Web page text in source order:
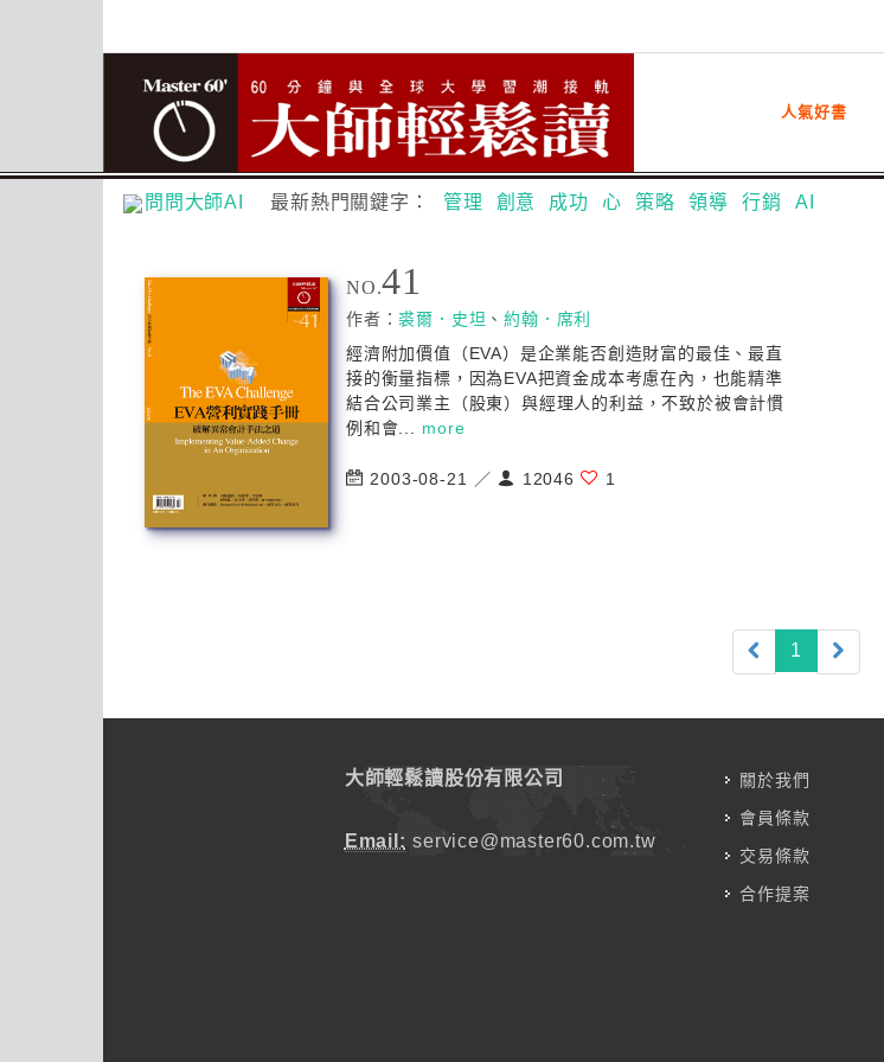
人氣好書
問問大師AI 最新熱門關鍵字： 管理 創意 成功 心 策略 領導 行銷 AI
NO.41
作者：裘爾．史坦 、約翰．席利
經濟附加價值（EVA）是企業能否創造財富的最佳、最直
接的衡量指標，因為EVA把資金成本考慮在內，也能精準
結合公司業主（股東）與經理人的利益，不致於被會計慣
例和會... more
2003-08-21 ／ 12046 1
1 (current)
大師輕鬆讀股份有限公司
Email: service@master60.com.tw
關於我們
會員條款
交易條款
合作提案